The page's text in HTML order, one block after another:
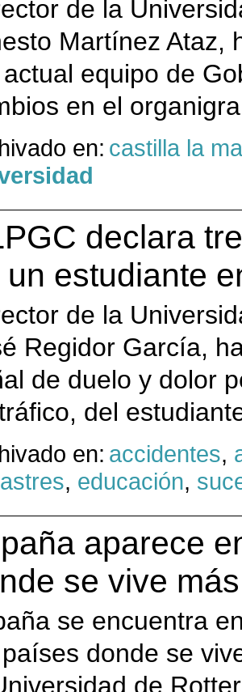
de la
Martínez Ataz,
equipo de
en el
en: castilla la
declara
un estudiante
de la
Regidor García,
de duelo y dolor
del
en: accidentes,
, educación,
aparece
se vive
se encuentra
donde se
de